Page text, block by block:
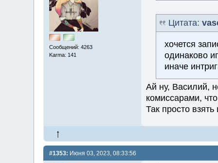
Сообщений: 4263
Karma: 141
Цитата:
хочется
одинаково
иначе
Ай ну, Василий,
комиссарами,
Так просто
#1353: Июня 03, 2023, 08:33:56